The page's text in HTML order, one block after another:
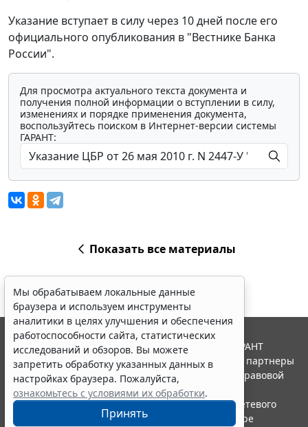
Указание вступает в силу через 10 дней после его
официального опубликования в "Вестнике Банка
России".
Для просмотра актуального текста документа и
получения полной информации о вступлении в силу,
изменениях и порядке применения документа,
воспользуйтесь поиском в Интернет-версии системы
ГАРАНТ:
Показать все материалы
Мы обрабатываем локальные данные
браузера и используем инструменты
аналитики в целях улучшения и обеспечения
работоспособности сайта, статистических
исследований и обзоров. Вы можете
запретить обработку указанных данных в
настройках браузера. Пожалуйста,
ознакомьтесь с условиями их обработки.
Принять
© ООО "НПП "ГАРАНТ-СЕРВИС", 2026. Система ГАРАНТ
выпускается с 1990 года. Компания "Гарант" и ее партнеры
являются участниками Российской ассоциации правовой
информации ГАРАНТ.
Портал ГАРАНТ.РУ зарегистрирован в качестве сетевого
издания Федеральной службой по надзору в сфере